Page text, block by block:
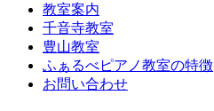
教室案内
千音寺教室
豊山教室
ふぁるべピアノ教室の特徴
お問い合わせ